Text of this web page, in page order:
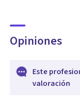
Opiniones
Este
valoración